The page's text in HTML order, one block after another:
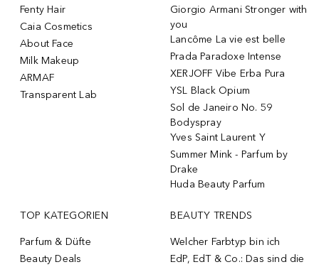
Fenty Hair
Caia Cosmetics
About Face
Milk Makeup
ARMAF
Transparent Lab
Giorgio Armani Stronger with
you
Lancôme La vie est belle
Prada Paradoxe Intense
XERJOFF Vibe Erba Pura
YSL Black Opium
Sol de Janeiro No. 59
Bodyspray
Yves Saint Laurent Y
Summer Mink - Parfum by
Drake
Huda Beauty Parfum
TOP KATEGORIEN
Parfum & Düfte
Beauty Deals
BEAUTY TRENDS
Welcher Farbtyp bin ich
EdP, EdT & Co.: Das sind die